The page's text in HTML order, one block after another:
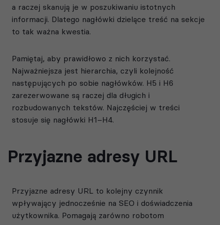
a raczej skanują je w poszukiwaniu istotnych
informacji. Dlatego nagłówki dzielące treść na sekcje
to tak ważna kwestia.
Pamiętaj, aby prawidłowo z nich korzystać.
Najważniejsza jest hierarchia, czyli kolejność
następujących po sobie nagłówków. H5 i H6
zarezerwowane są raczej dla długich i
rozbudowanych tekstów. Najczęściej w treści
stosuje się nagłówki H1–H4.
Przyjazne adresy URL
Przyjazne adresy URL to kolejny czynnik
wpływający jednocześnie na SEO i doświadczenia
użytkownika. Pomagają zarówno robotom